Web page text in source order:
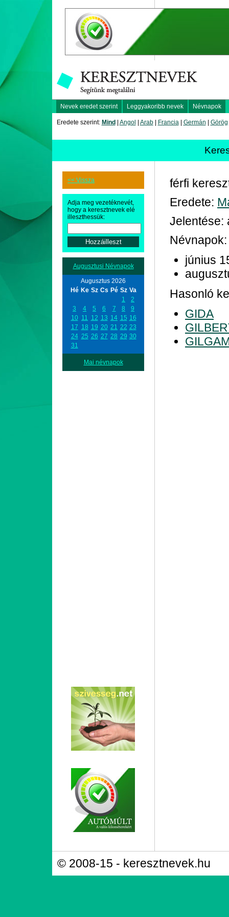
Nevek eredet szerint Leggyakoribb nevek Névnapok
Eredete szerint: Mind Angol Arab| Francia| Germán Görög
<< Vissza
Adja meg vezetéknevét,
hogy a keresztnevek elé
illeszthessük:
Augusztusi Névnapok
Augusztus 2026
Hé Ke Sz Cs Pé Sz Va
1
2
3
4 5 6 7 8
9
10 11 12 13 14 15 16
17 18 19 20 21 22 23
24 25 26 27 28 29 30
31
Mai névnapok
férfi
Eredete:
Jelentése:
Névnapok:
június
Hasonló
GIDA
© 2008-15 - keresztnevek.hu